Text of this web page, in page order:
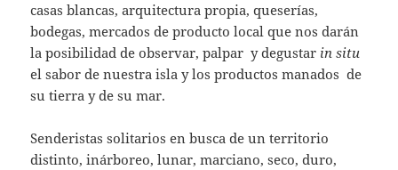
casas blancas, arquitectura propia, queserías,
bodegas, mercados de producto local que nos darán
la posibilidad de observar, palpar y degustar in situ
el sabor de nuestra isla y los productos manados de
su tierra y de su mar.
Senderistas solitarios en busca de un territorio
distinto, inárboreo, lunar, marciano, seco, duro,